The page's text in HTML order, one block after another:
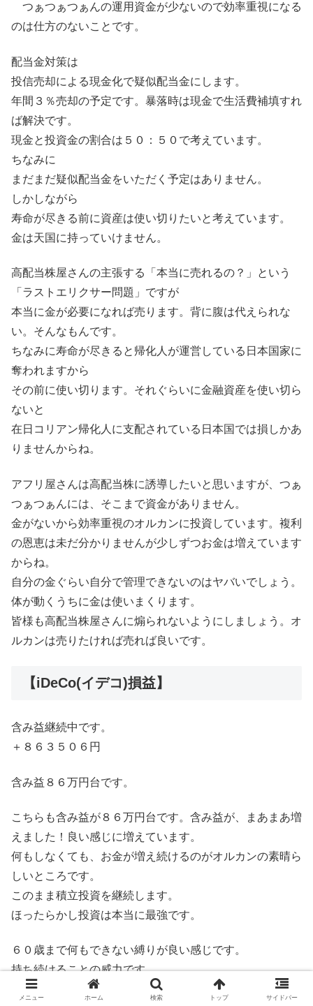
つぁつぁつぁんの運用資金が少ないので効率重視になる
のは仕方のないことです。
配当金対策は
投信売却による現金化で疑似配当金にします。
年間３％売却の予定です。暴落時は現金で生活費補填すれ
ば解決です。
現金と投資金の割合は５０：５０で考えています。
ちなみに
まだまだ疑似配当金をいただく予定はありません。
しかしながら
寿命が尽きる前に資産は使い切りたいと考えています。
金は天国に持っていけません。
高配当株屋さんの主張する「本当に売れるの？」という
「ラストエリクサー問題」ですが
本当に金が必要になれば売ります。背に腹は代えられな
い。そんなもんです。
ちなみに寿命が尽きると帰化人が運営している日本国家に
奪われますから
その前に使い切ります。それぐらいに金融資産を使い切ら
ないと
在日コリアン帰化人に支配されている日本国では損しかあ
りませんからね。
アフリ屋さんは高配当株に誘導したいと思いますが、つぁ
つぁつぁんには、そこまで資金がありません。
金がないから効率重視のオルカンに投資しています。複利
の恩恵は未だ分かりませんが少しずつお金は増えています
からね。
自分の金ぐらい自分で管理できないのはヤバいでしょう。
体が動くうちに金は使いまくります。
皆様も高配当株屋さんに煽られないようにしましょう。オ
ルカンは売りたければ売れば良いです。
【iDeCo(イデコ)損益】
含み益継続中です。
＋８６３５０６円
含み益８６万円台です。
こちらも含み益が８６万円台です。含み益が、まあまあ増
えました！良い感じに増えています。
何もしなくても、お金が増え続けるのがオルカンの素晴ら
しいところです。
このまま積立投資を継続します。
ほったらかし投資は本当に最強です。
６０歳まで何もできない縛りが良い感じです。
持ち続けることの威力です。
小資金でも、ここまで増えるのは嬉しいです。
メニュー ホーム 検索 トップ サイドバー